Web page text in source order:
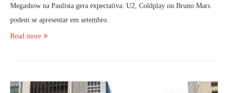
Megashow na Paulista gera expectativa: U2, Coldplay ou Bruno Mars
podem se apresentar em setembro.
Read more